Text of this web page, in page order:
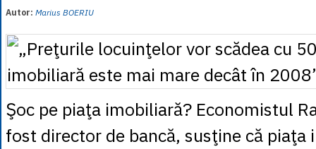
1 NZD
= 2.6097
1 PLN= 1.1646
1 RSD
= 0.0425
1 RUB= 0.0530
1 SEK= 0.4526
1 TRY = 0.1141
1 UAH= 0.1048
1 XDR
= 5.9383
1 ZAR = 0.2318
Autor: Marius BOERIU
Şoc pe piaţa imobiliară? Economistul
fost director de bancă, susţine că piaţa